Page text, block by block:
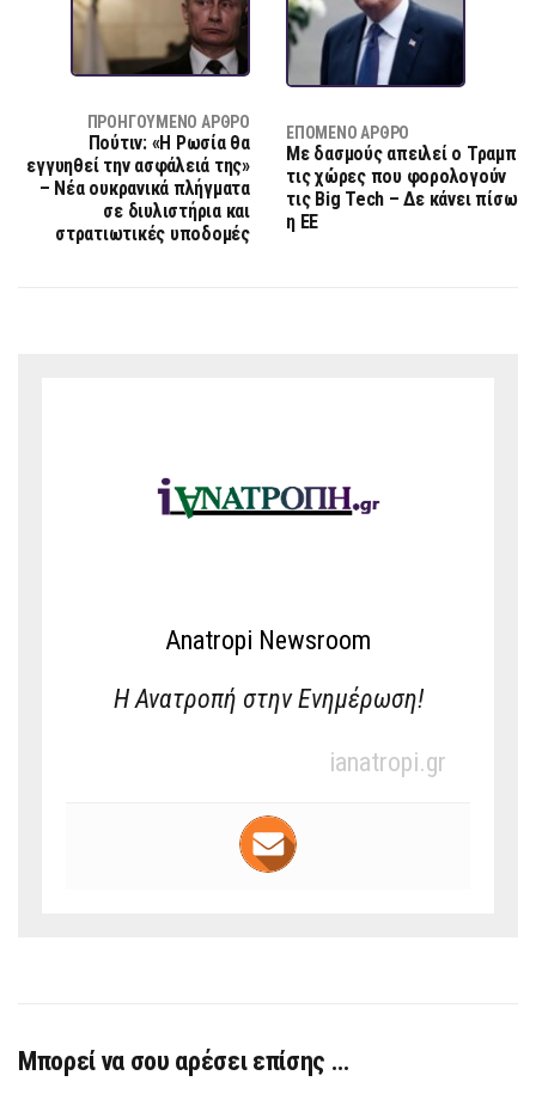
ΠΡΟΗΓΟΎΜΕΝΟ ΆΡΘΡΟ
Πούτιν: «Η Ρωσία θα
εγγυηθεί την ασφάλειά της»
– Νέα ουκρανικά πλήγματα
σε διυλιστήρια και
στρατιωτικές υποδομές
ΕΠΌΜΕΝΟ ΆΡΘΡΟ
Με δασμούς απειλεί ο Τραμπ
τις χώρες που φορολογούν
τις Big Tech – Δε κάνει πίσω
η ΕΕ
Anatropi Newsroom
Η Ανατροπή στην Ενημέρωση!
ianatropi.gr
Μπορεί να σου αρέσει επίσης …